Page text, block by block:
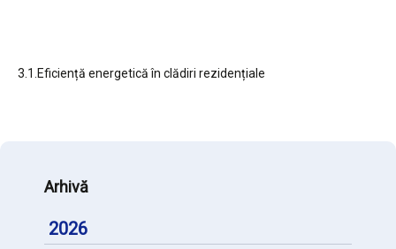
3.1.Eficiență energetică în clădiri rezidențiale
Arhivă
2026